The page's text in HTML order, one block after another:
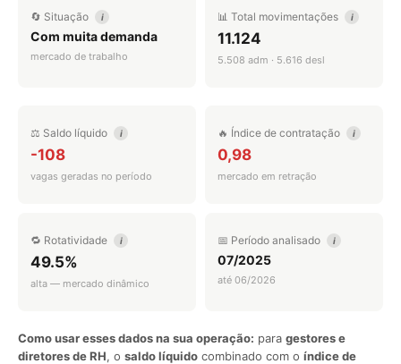
🔄 Situação i
Com muita demanda
mercado de trabalho
📊 Total movimentações i
11.124
5.508 adm · 5.616 desl
⚖️ Saldo líquido i
-108
vagas geradas no período
🔥 Índice de contratação i
0,98
mercado em retração
🔁 Rotatividade i
49.5%
alta — mercado dinâmico
📅 Período analisado i
07/2025
até 06/2026
Como usar esses dados na sua operação: para gestores e
diretores de RH, o saldo líquido combinado com o índice de